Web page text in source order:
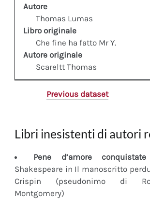
Autore
Thomas Lumas
Libro originale
Che fine ha fatto Mr Y.
Autore originale
Scareltt Thomas
Previous dataset
Libri inesistenti di autori
Pene d’amore conquistate
Shakespeare in Il manoscritto
Crispin (pseudonimo di
Montgomery)